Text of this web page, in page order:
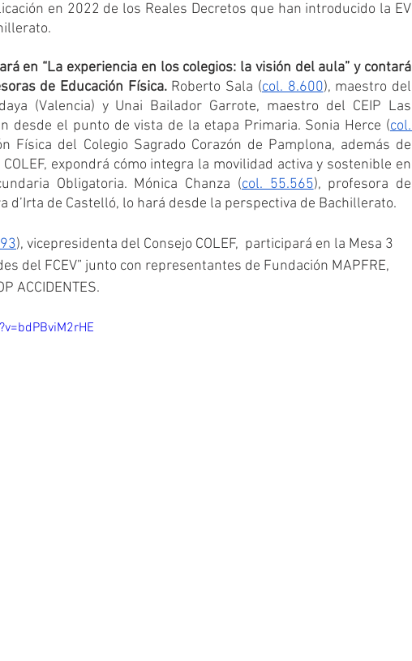
en 2022 de los Reales Decretos que han introducido la EV
en “La experiencia en los colegios: la visión del aula” y contará
de Educación Física. Roberto Sala (col. 8.600), maestro del
(Valencia) y Unai Bailador Garrote, maestro del CEIP Las
desde el punto de vista de la etapa Primaria. Sonia Herce (col.
Física del Colegio Sagrado Corazón de Pamplona, además de
expondrá cómo integra la movilidad activa y sostenible en
Obligatoria. Mónica Chanza (col. 55.565), profesora de
d’Irta de Castelló, lo hará desde la perspectiva de Bachillerato.
), vicepresidenta del Consejo COLEF,  participará en la Mesa 3
del FCEV” junto con representantes de Fundación MAPFRE,
ACCIDENTES.